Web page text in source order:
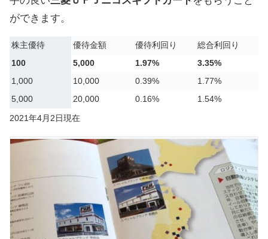
ができます。
株主優待 優待金額 優待利回り
総合利回り
100
5,000 1.97%
3.35%
1,000
10,000 0.39%
1.77%
5,000
20,000 0.16% 1.54%
2021年4月2日現在